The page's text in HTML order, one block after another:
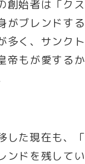
創始者は「ク
がブレンドす
多く、サンク
帝もが愛する
した現在も、
ンドを残して